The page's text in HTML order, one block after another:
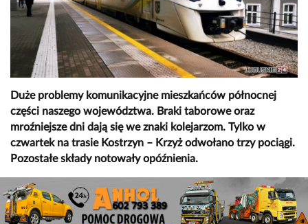
Duże problemy komunikacyjne mieszkańców północnej
części naszego województwa. Braki taborowe oraz
mroźniejsze dni dają się we znaki kolejarzom. Tylko w
czwartek na trasie Kostrzyn – Krzyż odwołano trzy pociągi.
Pozostałe składy notowały opóźnienia.